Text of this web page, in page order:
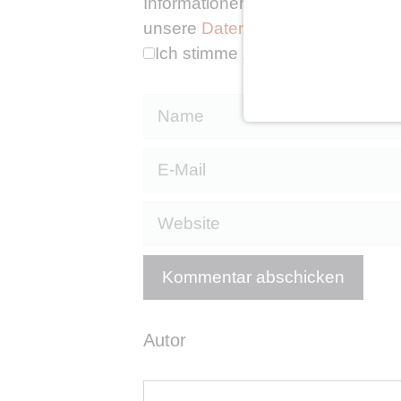
unsere Datenschutzerklärung
Ich stimme zu
Website
Autor